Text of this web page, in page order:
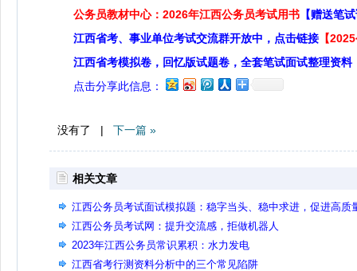
公务员教材中心：2026年江西公务员考试用书 【赠送笔
江西省考、事业单位考试交流群开放中，点击链接 【
江西省考模拟卷，回忆版试题卷，全套笔试面试整理资料
点击分享此信息：
没有了 | 下一篇 »
相关文章
江西公务员考试面试模拟题：稳字当头、稳中求进，促进高质
发展
江西公务员考试网：提升交流感，拒做机器人
2023年江西公务员常识累积：水力发电
江西省考行测资料分析中的三个常见陷阱